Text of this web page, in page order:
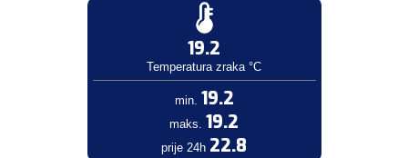
19.2
Temperatura zraka °C
min. 19.2
maks. 19.2
prije 24h 22.8